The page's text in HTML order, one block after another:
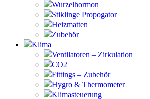
Wurzelhormon
Stiklinge Propogator
Heizmatten
Zubehör
Klima
Ventilatoren – Zirkulation
CO2
Fittings – Zubehör
Hygro & Thermometer
Klimasteuerung